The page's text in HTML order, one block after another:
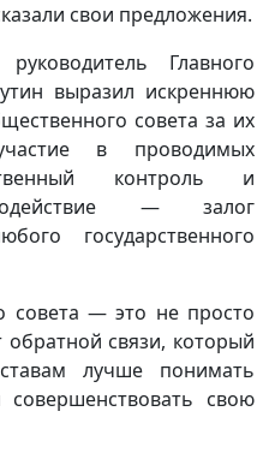
свои предложения.
Главного
выразил искреннюю
совета за их
в проводимых
контроль и
— залог
государственного
совета — это не просто
связи, который
лучше понимать
свою